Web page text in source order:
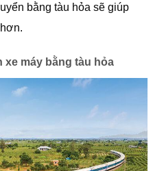
bằng tàu hỏa sẽ giúp
xe máy bằng tàu hỏa